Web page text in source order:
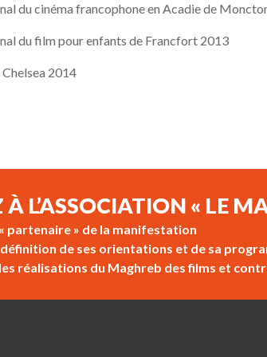
du cinéma francophone en Acadie de
du film pour enfants de Francfort 2013
2014
L’ASSOCIATION « LE
partenaire » de la manifestation
de ses orientations et de sa
réalisations du Maghreb des films et